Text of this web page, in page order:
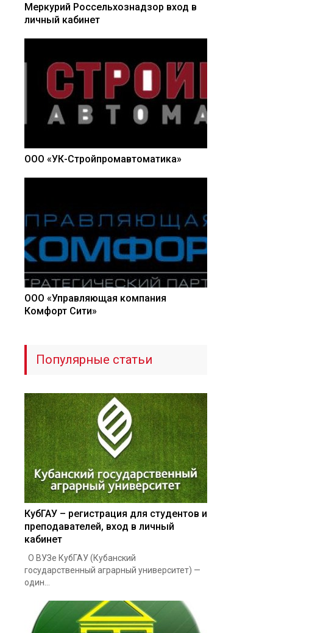
Меркурий Россельхознадзор вход в
личный кабинет
ООО «УК-Стройпромавтоматика»
ООО «Управляющая компания
Комфорт Сити»
Популярные статьи
КубГАУ – регистрация для студентов и
преподавателей, вход в личный
кабинет
О ВУЗе КубГАУ (Кубанский
государственный аграрный университет) —
один...